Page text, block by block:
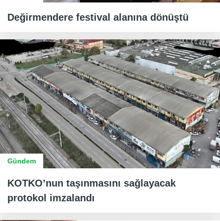
Değirmendere festival alanına dönüştü
Gündem
KOTKO’nun taşınmasını sağlayacak
protokol imzalandı